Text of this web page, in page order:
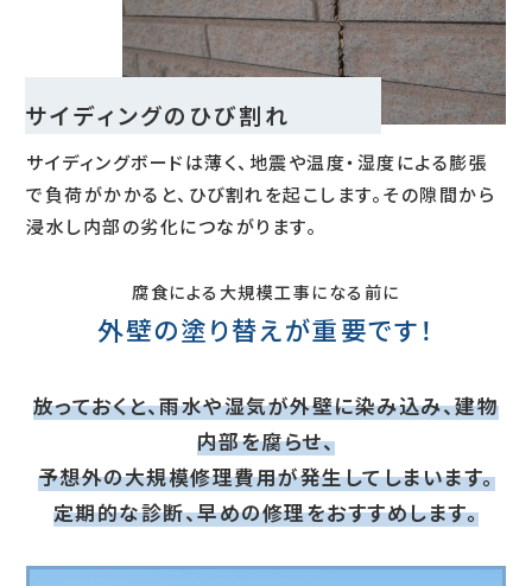
サイディングのひび割れ
サイディングボードは薄く、地震や温度・湿度による膨張
で負荷がかかると、ひび割れを起こします。その隙間から
浸水し内部の劣化につながります。
腐食による大規模工事になる前に
外壁の塗り替えが重要です！
放っておくと、雨水や湿気が外壁に染み込み、建物
内部を腐らせ、
予想外の大規模修理費用が発生してしまいます。
定期的な診断、早めの修理をおすすめします。